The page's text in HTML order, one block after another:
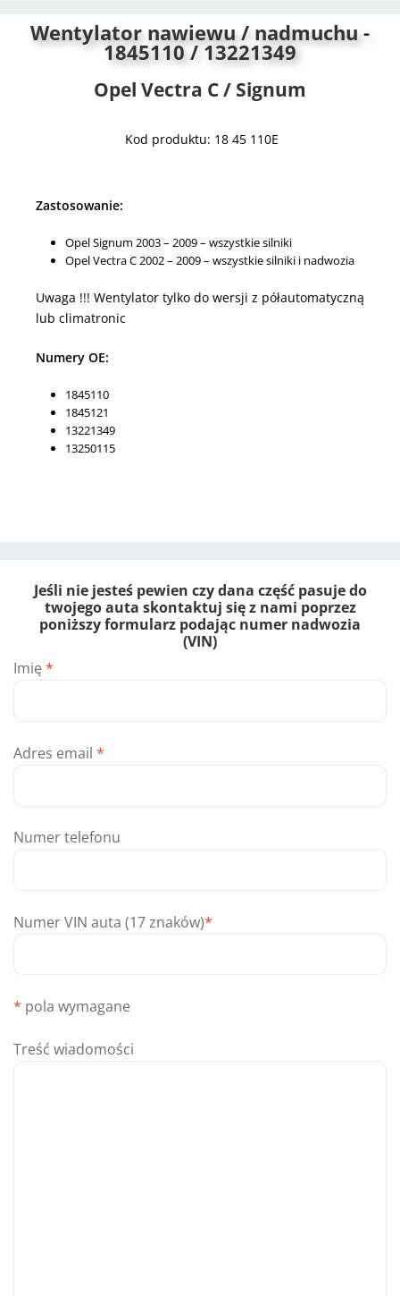
Wentylator nawiewu / nadmuchu -
1845110 / 13221349
Opel Vectra C / Signum
Kod produktu: 18 45 110E
Zastosowanie:
Opel Signum 2003 – 2009 – wszystkie silniki
Opel Vectra C 2002 – 2009 – wszystkie silniki i nadwozia
Uwaga !!! Wentylator tylko do wersji z półautomatyczną
lub climatronic
Numery OE:
1845110
1845121
13221349
13250115
Jeśli nie jesteś pewien czy dana część pasuje do
twojego auta skontaktuj się z nami poprzez
poniższy formularz podając numer nadwozia
(VIN)
Imię *
Adres email *
Numer telefonu
Numer VIN auta (17 znaków)*
* pola wymagane
Treść wiadomości